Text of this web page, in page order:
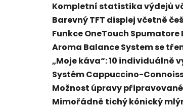
Kompletní statistika výdejů
Barevný TFT displej včetně
Funkce OneTouch Spumatore
Aroma Balance System se
„Moje káva“: 10 individuálně
Systém Cappuccino-
Možnost úpravy
Mimořádně tichý kónický